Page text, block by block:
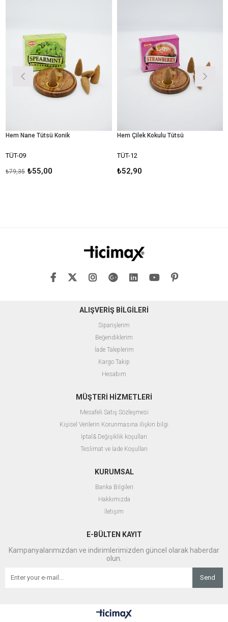
Hem Nane Tütsü Konik
TÜT-09
₺55,00
₺79,35
Hem Çilek Kokulu Tütsü
TÜT-12
₺52,90
ALIŞVERİŞ BİLGİLERİ
Siparişlerim
Beğendiklerim
İade Taleplerim
Kargo Takip
Hesabım
MÜŞTERİ HİZMETLERİ
Mesafeli Satış Sözleşmesi
Kişisel Verilerin Korunmasına ilişkin bilgi
İptal& Değişiklik koşulları
Teslimat ve İade Koşulları
KURUMSAL
Banka Bilgileri
Hakkımızda
İletişim
E-BÜLTEN KAYIT
Kampanyalarımızdan ve indirimlerimizden güncel olarak haberdar
olun.
Send